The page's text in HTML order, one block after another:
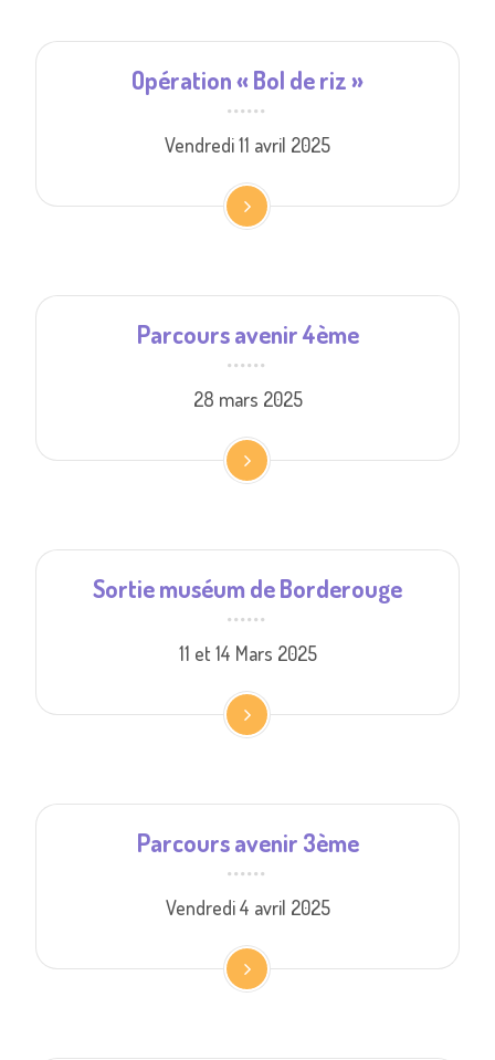
Opération « Bol de riz »
Vendredi 11 avril 2025
Parcours avenir 4ème
28 mars 2025
Sortie muséum de Borderouge
11 et 14 Mars 2025
Parcours avenir 3ème
Vendredi 4 avril 2025